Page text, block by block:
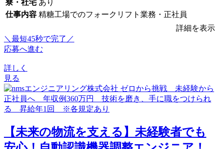
寮・社宅 あり
仕事内容 精糖工場でのフォークリフト業務・正社員
詳細を表示
＼最短45秒で完了／
応募へ進む
詳しく
見る
【未来の物流を支える】未経験者でも